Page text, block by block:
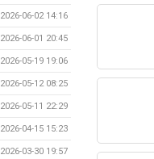
2026-06-02 14:16
2026-06-01 20:45
2026-05-19 19:06
2026-05-12 08:25
2026-05-11 22:29
2026-04-15 15:23
2026-03-30 19:57